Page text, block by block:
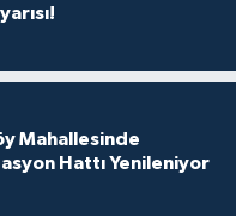
Mahallesinde
Hattı Yenileniyor